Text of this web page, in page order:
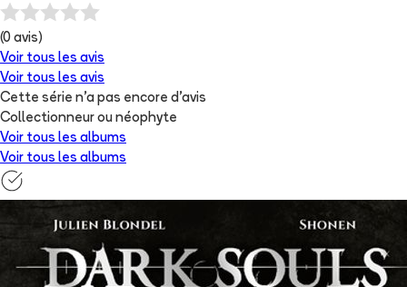
(0 avis)
Voir tous les avis
Voir tous les avis
Cette série n'a pas encore d'avis
Collectionneur ou néophyte
Voir tous les albums
Voir tous les albums